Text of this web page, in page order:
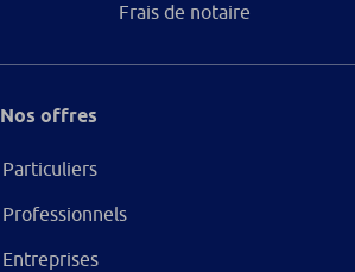
Frais de notaire
Nos offres
Particuliers
Professionnels
Entreprises